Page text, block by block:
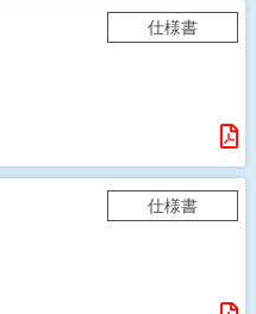
仕様書
仕様書